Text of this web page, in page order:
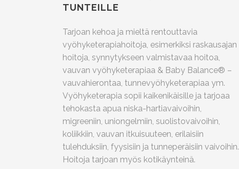
TUNTEILLE
Tarjoan kehoa ja mieltä rentouttavia
vyöhyketerapiahoitoja, esimerkiksi raskausajan
hoitoja, synnytykseen valmistavaa hoitoa,
vauvan vyöhyketerapiaa & Baby Balance® –
vauvahierontaa, tunnevyöhyketerapiaa ym.
Vyöhyketerapia sopii kaikenikäisille ja tarjoaa
tehokasta apua niska-hartiavaivoihin,
migreeniin, uniongelmiin, suolistovaivoihin,
koliikkiin, vauvan itkuisuuteen, erilaisiin
tulehduksiin, fyysisiin ja tunneperäisiin vaivoihin.
Hoitoja tarjoan myös kotikäynteinä.